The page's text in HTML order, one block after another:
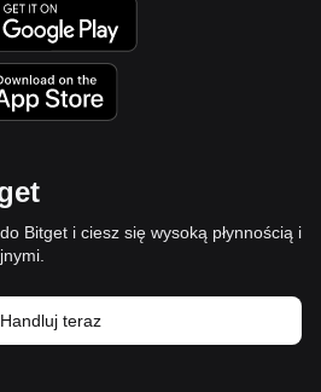
Bitget i ciesz się wysoką płynnością i
Handluj teraz